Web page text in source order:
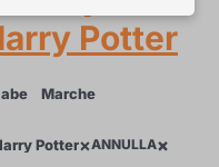
Potter
Marche
Potter×ANNULLA×